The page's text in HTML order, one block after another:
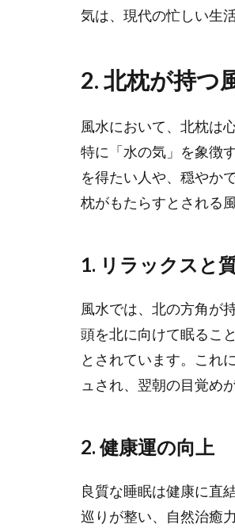
気は、現代の忙しい生
2. 北枕が持つ
風水において、北枕は
特に「水の気」を象徴
を得たい人や、穏やか
枕がもたらすとされる
1. リラックスと
風水では、北の方角が
頭を北に向けて眠るこ
とされています。これ
ュされ、翌朝の目覚め
2.健康運の向上
良質な睡眠は健康に直
巡りが整い、自然治癒